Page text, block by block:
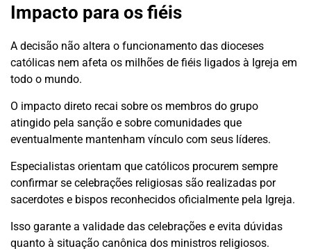
Impacto para os fiéis
A decisão não altera o funcionamento das dioceses
católicas nem afeta os milhões de fiéis ligados à Igreja em
todo o mundo.
O impacto direto recai sobre os membros do grupo
atingido pela sanção e sobre comunidades que
eventualmente mantenham vínculo com seus líderes.
Especialistas orientam que católicos procurem sempre
confirmar se celebrações religiosas são realizadas por
sacerdotes e bispos reconhecidos oficialmente pela Igreja.
Isso garante a validade das celebrações e evita dúvidas
quanto à situação canônica dos ministros religiosos.